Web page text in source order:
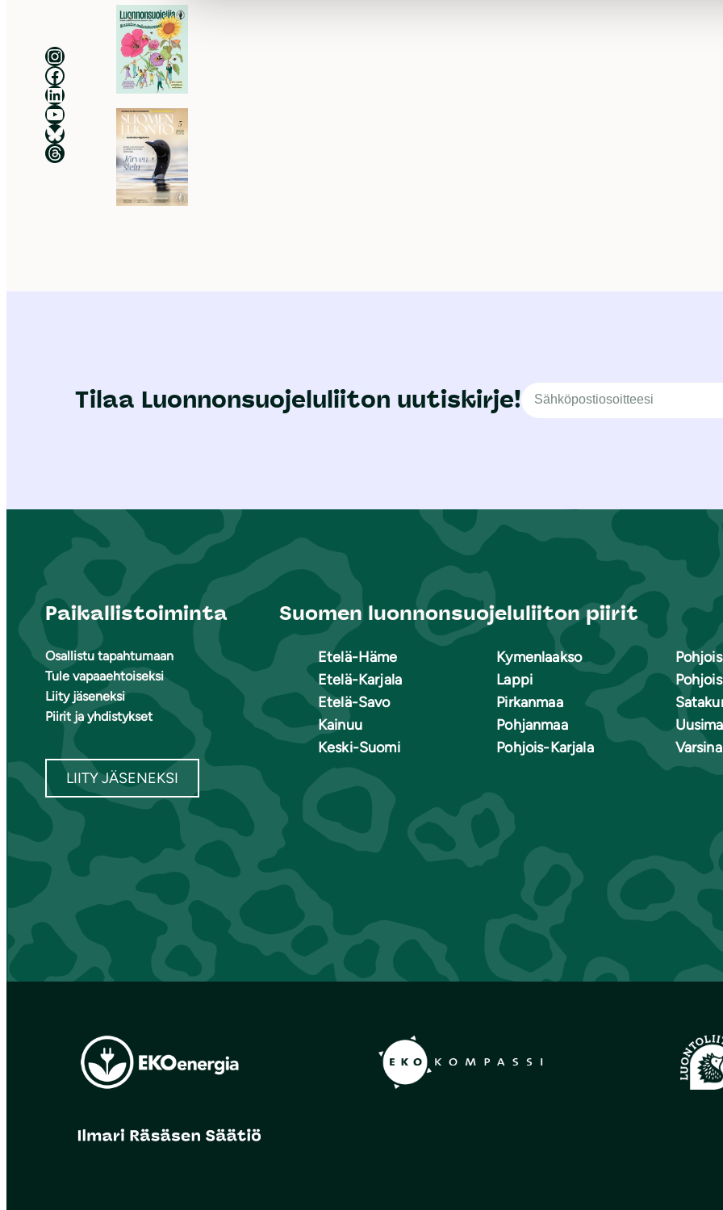
Luonnonsuojeluliitto Instagramissa
Luonnonsuojeluliitto Facebookissa
Luonnonsuojeluliitto LinkedInissä
Luonnonsuojeluliiton YouTube-kanava
Luonnonsuojeluliitto Blueskyssa
Luonnonsuojeluliitto Threadsissa
Tilaa Luonnonsuojeluliiton uutiskirje!
Paikallistoiminta
Osallistu tapahtumaan
Tule vapaaehtoiseksi
Liity jäseneksi
Piirit ja yhdistykset
LIITY JÄSENEKSI
Suomen luonnonsuojeluliiton piirit
Etelä-Häme
Etelä-Karjala
Etelä-Savo
Kainuu
Keski-Suomi
Kymenlaakso
Lappi
Pirkanmaa
Pohjanmaa
Pohjois-Karjala